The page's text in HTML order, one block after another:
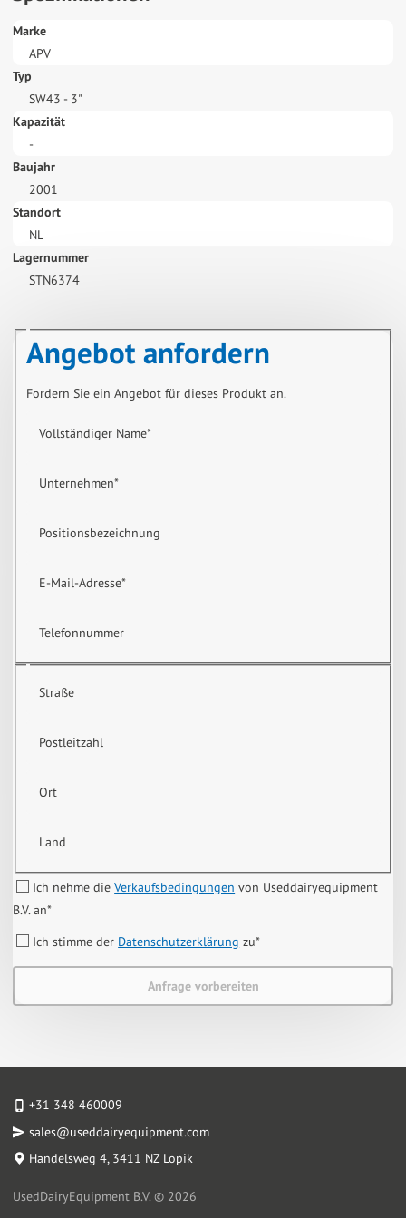
Marke
APV
Typ
SW43 - 3"
Kapazität
-
Baujahr
2001
Standort
NL
Lagernummer
STN6374
Angebot anfordern
Fordern Sie ein Angebot für dieses Produkt an.
Vollständiger Name*
Unternehmen*
Positionsbezeichnung
E-Mail-Adresse*
Telefonnummer
Straße
Postleitzahl
Ort
Land
Ich nehme dieVerkaufsbedingungen von Useddairyequipment
B.V. an*
Ich stimme der Datenschutzerklärung zu*
Anfrage vorbereiten
+31 348 460009
sales@useddairyequipment.com
Handelsweg 4, 3411 NZ Lopik
UsedDairyEquipment B.V. © 2026